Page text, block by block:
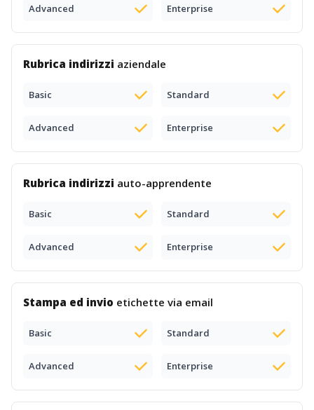
Advanced Enterprise
Rubrica indirizzi aziendale
Basic Standard
Advanced Enterprise
Rubrica indirizzi auto-apprendente
Basic Standard
Advanced Enterprise
Stampa ed invio etichette via email
Basic Standard
Advanced Enterprise